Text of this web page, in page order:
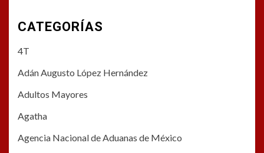
CATEGORÍAS
4T
Adán Augusto López Hernández
Adultos Mayores
Agatha
Agencia Nacional de Aduanas de México